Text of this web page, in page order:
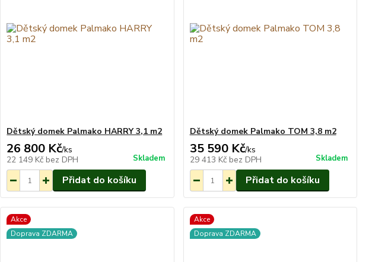
Dětský domek Palmako HARRY 3,1 m2
26 800 Kč/ks
22 149 Kč bez DPH Skladem
Přidat do košíku
Dětský domek Palmako TOM 3,8 m2
35 590 Kč/ks
29 413 Kč bez DPH Skladem
Přidat do košíku
Akce
Doprava ZDARMA
Akce
Doprava ZDARMA